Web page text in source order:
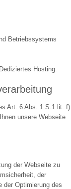
Betriebssystems
Hosting.
Art. 6 Abs. 1 S.1 lit. f)
unsere Webseite
der Webseite zu
der
der Optimierung des